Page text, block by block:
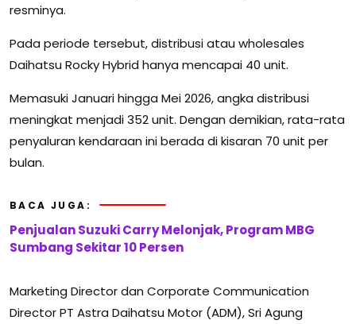
resminya.
Pada periode tersebut, distribusi atau wholesales
Daihatsu Rocky Hybrid hanya mencapai 40 unit.
Memasuki Januari hingga Mei 2026, angka distribusi
meningkat menjadi 352 unit. Dengan demikian, rata-rata
penyaluran kendaraan ini berada di kisaran 70 unit per
bulan.
BACA JUGA:
Penjualan Suzuki Carry Melonjak, Program MBG
Sumbang Sekitar 10 Persen
Marketing Director dan Corporate Communication
Director PT Astra Daihatsu Motor (ADM), Sri Agung